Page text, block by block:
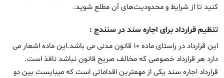
کنید تا از شرایط و محدودیت‌های آن مطلع شوید.
تنظیم قرارداد برای اجاره سند در سنندج :
این قرارداد در راستای ماده ۱۰ قانون مدنی می باشد.این ماده اشعار می
دارد هر قرارداد خصوصی که مخالف صریح قانون نباشد نافذ است.
قرارداد اجاره سند یکی از مهمترین اقداماتی است که میبایست بین دو